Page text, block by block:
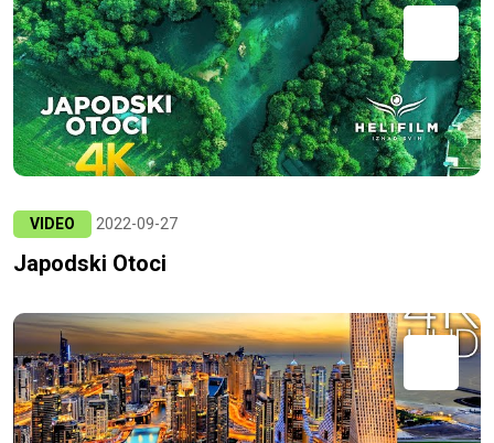
VIDEO 2022-09-27
Japodski Otoci